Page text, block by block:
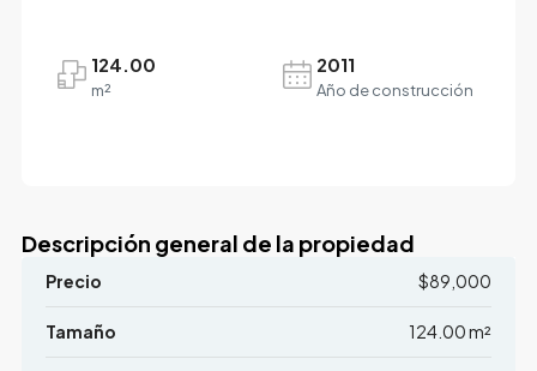
124.00
m²
2011
Año de construcción
Descripción general de la propiedad
Precio $89,000
Tamaño 124.00 m²